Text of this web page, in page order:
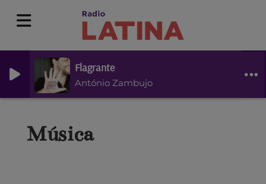
Flagrante
António Zambujo
Música